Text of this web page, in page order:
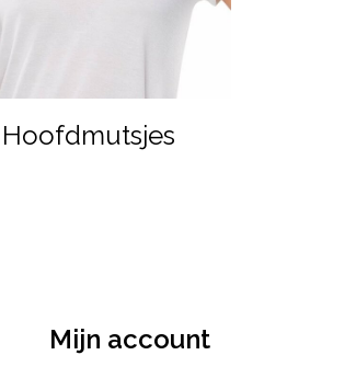
Hoofdmutsjes
Mijn account